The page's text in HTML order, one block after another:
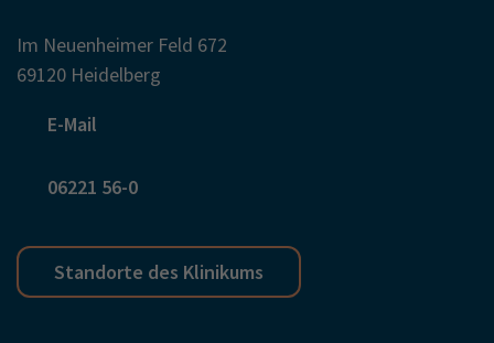
Im Neuenheimer Feld 672
69120 Heidelberg
E-Mail
06221 56-0
Standorte des Klinikums